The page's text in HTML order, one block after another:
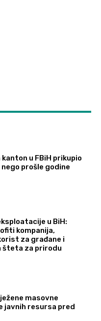
kanton u FBiH prikupio
prošle godine
u BiH:
kompanija,
za građane i
šteta za prirodu
masovne
javnih resursa pred